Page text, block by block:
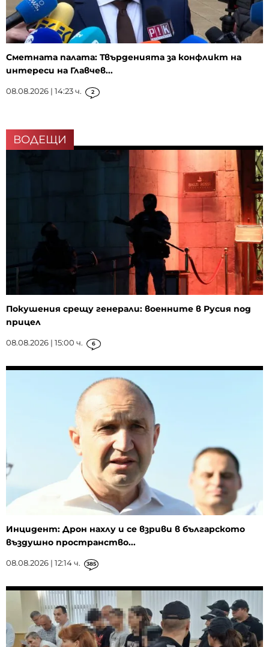
Сметната палата: Твърденията за конфликт на
интереси на Главчев...
08.08.2026 | 14:23 ч. 2
ВОДЕЩИ
Покушения срещу генерали: военните в Русия под
прицел
08.08.2026 | 15:00 ч. 6
Инцидент: Дрон нахлу и се взриви в българското
въздушно пространство...
08.08.2026 | 12:14 ч. 385